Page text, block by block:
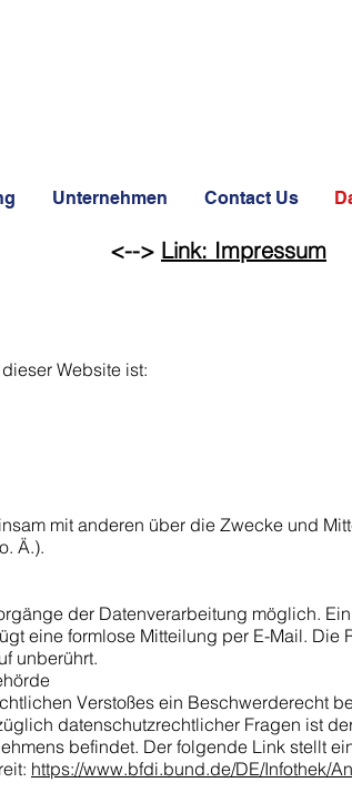
<--> Link: Impressum
Website ist:
mit anderen über die Zwecke und
Ä.).
der Datenverarbeitung möglich.
eine formlose Mitteilung per E-Mail. Die
unberührt.
Verstoßes ein Beschwerderecht
datenschutzrechtlicher Fragen ist
befindet. Der folgende Link stellt
https://www.bfdi.bund.de/DE/Infothek/
Unternehmen Contact Us